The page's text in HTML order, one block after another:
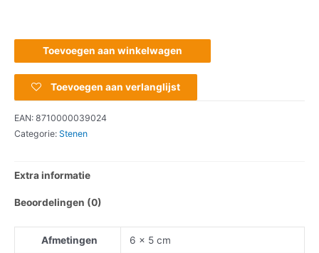
Toevoegen aan winkelwagen
Toevoegen aan verlanglijst
EAN: 8710000039024
Categorie: Stenen
Extra informatie
Beoordelingen (0)
Afmetingen 6 × 5 cm